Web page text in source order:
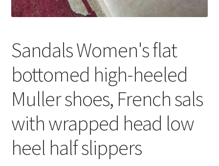
Sandals Women's flat
bottomed high-heeled
Muller shoes, French sals
with wrapped head low
heel half slippers